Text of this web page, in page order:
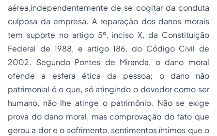
aérea,independentemente de se cogitar da conduta
culposa da empresa. A reparação dos danos morais
tem suporte no artigo 5º, inciso X, da Constituição
Federal de 1988, e artigo 186, do Código Civil de
2002. Segundo Pontes de Miranda, o dano moral
ofende a esfera ética da pessoa; o dano não
patrimonial é o que, só atingindo o devedor como ser
humano, não lhe atinge o patrimônio. Não se exige
prova do dano moral, mas comprovação do fato que
gerou a dor e o sofrimento, sentimentos íntimos que o